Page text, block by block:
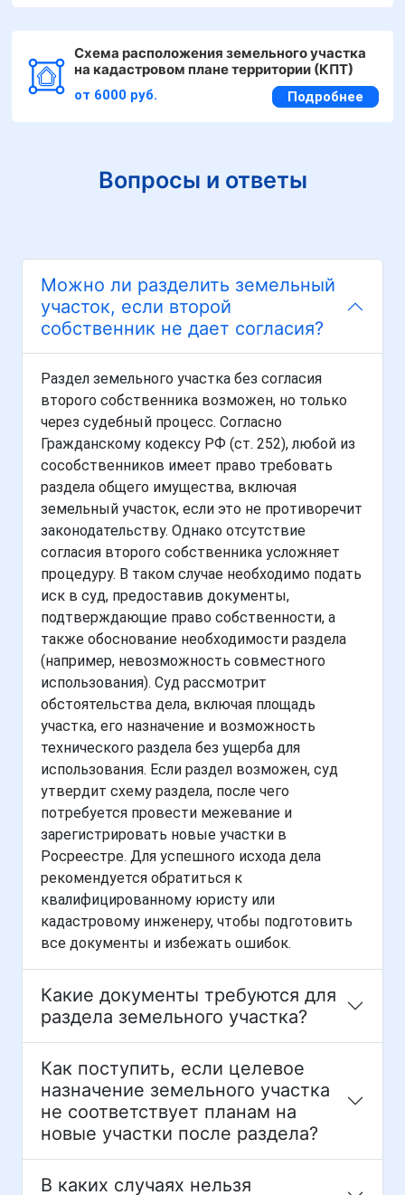
Схема расположения земельного участка
на кадастровом плане территории (КПТ)
от 6000 руб. Подробнее
Вопросы и ответы
Можно ли разделить земельный
участок, если второй
собственник не дает согласия?
Раздел земельного участка без согласия
второго собственника возможен, но только
через судебный процесс. Согласно
Гражданскому кодексу РФ (ст. 252), любой из
сособственников имеет право требовать
раздела общего имущества, включая
земельный участок, если это не противоречит
законодательству. Однако отсутствие
согласия второго собственника усложняет
процедуру. В таком случае необходимо подать
иск в суд, предоставив документы,
подтверждающие право собственности, а
также обоснование необходимости раздела
(например, невозможность совместного
использования). Суд рассмотрит
обстоятельства дела, включая площадь
участка, его назначение и возможность
технического раздела без ущерба для
использования. Если раздел возможен, суд
утвердит схему раздела, после чего
потребуется провести межевание и
зарегистрировать новые участки в
Росреестре. Для успешного исхода дела
рекомендуется обратиться к
квалифицированному юристу или
кадастровому инженеру, чтобы подготовить
все документы и избежать ошибок.
Какие документы требуются для
раздела земельного участка?
Как поступить, если целевое
назначение земельного участка
не соответствует планам на
новые участки после раздела?
В каких случаях нельзя